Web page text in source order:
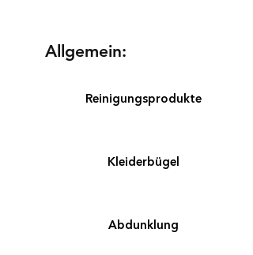
Allgemein:
Reinigungsprodukte
Kleiderbügel
Abdunklung